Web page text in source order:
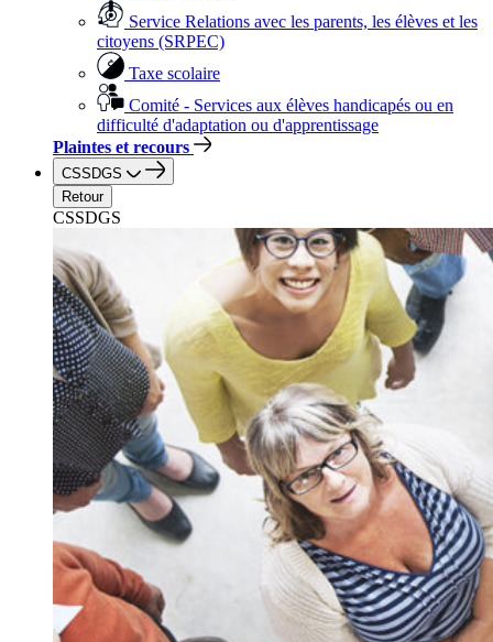
Service Relations avec les parents, les élèves et les
citoyens (SRPEC)
Taxe scolaire
Comité - Services aux élèves handicapés ou en
difficulté d'adaptation ou d'apprentissage
Plaintes et recours
CSSDGS
Retour
CSSDGS